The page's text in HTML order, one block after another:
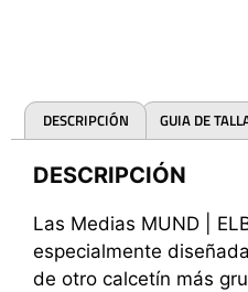
DESCRIPCIÓN GUIA DE
DESCRIPCIÓN
Las Medias MUND |
especialmente
de otro calcetín más